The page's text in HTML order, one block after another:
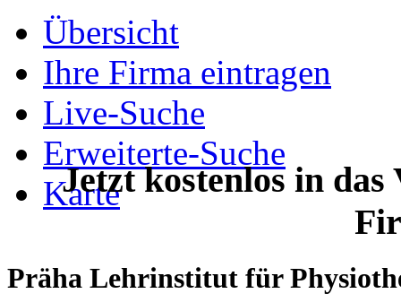
Übersicht
Ihre Firma eintragen
Live-Suche
Erweiterte-Suche
Karte
Jetzt kostenlos in
Präha Lehrinstitut für